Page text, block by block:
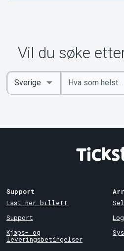
Vil du søke
Angi
nøkkelord
Select
Country
Support
Last ner billett
Support
Kjøps- og
leveringsbetingelser